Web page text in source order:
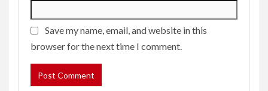
Save my name, email, and website in this
browser for the next time I comment.